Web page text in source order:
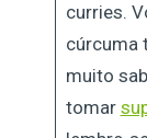
curries.
cúrcuma
muito
tomar